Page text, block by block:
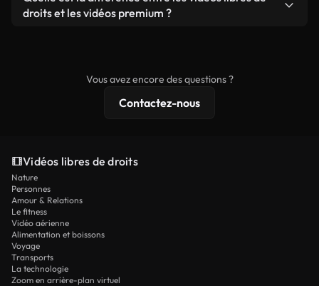
prêtes à l'emploi.
remixer nos vidéos. Assurez-vous simplement que
droits et les vidéos premium ?
résolution 4K et des protections de licence
Vous avez encore des questions ?
Contactez-nous
Vidéos libres de droits
Nature
Personnes
Amour & Relations
Le fitness
Vidéo aérienne
Alimentation et boissons
Voyage
Transports
La technologie
Zoom en arrière-plan virtuel